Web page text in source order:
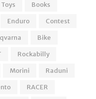
Toys
Books
Enduro
Contest
Bike
Rockabilly
Morini
Raduni
RACER